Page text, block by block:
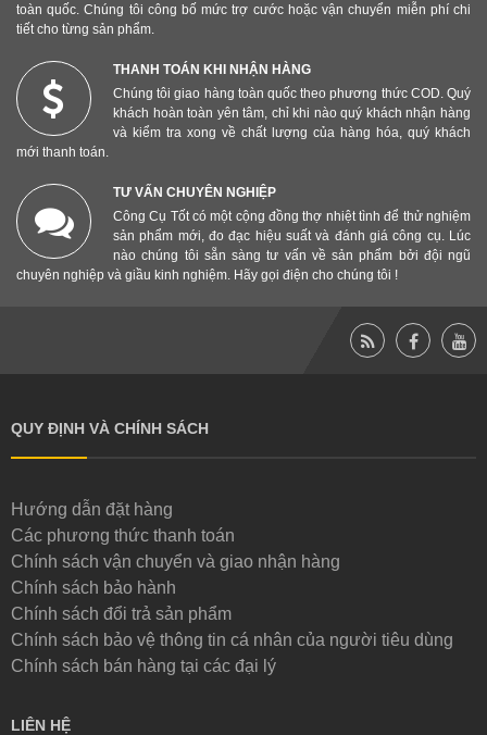
toàn quốc. Chúng tôi công bố mức trợ cước hoặc vận chuyển miễn phí chi
tiết cho từng sản phẩm.
THANH TOÁN KHI NHẬN HÀNG
Chúng tôi giao hàng toàn quốc theo phương thức COD. Quý
khách hoàn toàn yên tâm, chỉ khi nào quý khách nhận hàng
và kiểm tra xong về chất lượng của hàng hóa, quý khách
mới thanh toán.
TƯ VẤN CHUYÊN NGHIỆP
Công Cụ Tốt có một cộng đồng thợ nhiệt tình để thử nghiệm
sản phẩm mới, đo đạc hiệu suất và đánh giá công cụ. Lúc
nào chúng tôi sẵn sàng tư vấn về sản phẩm bởi đội ngũ
chuyên nghiệp và giầu kinh nghiệm. Hãy gọi điện cho chúng tôi !
QUY ĐỊNH VÀ CHÍNH SÁCH
Hướng dẫn đặt hàng
Các phương thức thanh toán
Chính sách vận chuyển và giao nhận hàng
Chính sách bảo hành
Chính sách đổi trả sản phẩm
Chính sách bảo vệ thông tin cá nhân của người tiêu dùng
Chính sách bán hàng tại các đại lý
LIÊN HỆ